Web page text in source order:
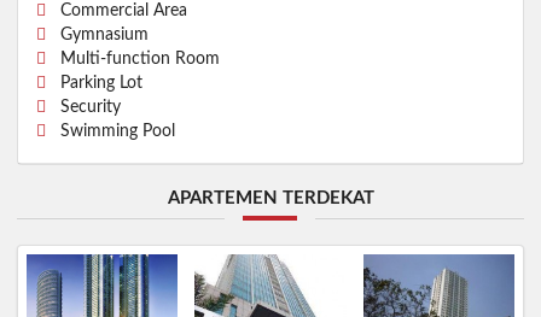
Commercial Area
Gymnasium
Multi-function Room
Parking Lot
Security
Swimming Pool
APARTEMEN TERDEKAT